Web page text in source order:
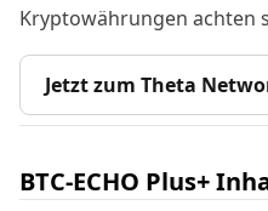
Kryptowährungen achten
Jetzt zum Theta
BTC-ECHO Plus+